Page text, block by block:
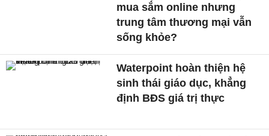
mua sắm online nhưng
trung tâm thương mại vẫn
sống khỏe?
Waterpoint hoàn thiện hệ
sinh thái giáo dục, khẳng
định BĐS giá trị thực